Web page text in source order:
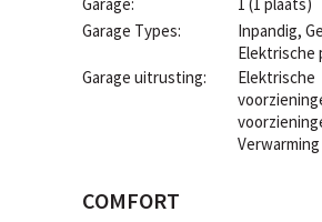
Garage Types:
Inpandig,
Elektrische
Garage uitrusting:
Elektrische
Verwarming
COMFORT